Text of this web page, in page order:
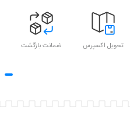
تحویل اکسپرس ضمانت بازگشت